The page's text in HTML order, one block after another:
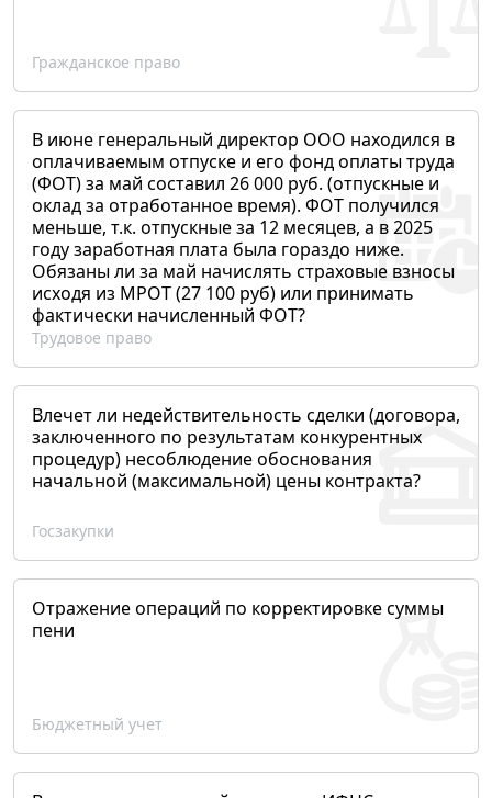
Гражданское право
В июне генеральный директор ООО находился в
оплачиваемым отпуске и его фонд оплаты труда
(ФОТ) за май составил 26 000 руб. (отпускные и
оклад за отработанное время). ФОТ получился
меньше, т.к. отпускные за 12 месяцев, а в 2025
году заработная плата была гораздо ниже.
Обязаны ли за май начислять страховые взносы
исходя из МРОТ (27 100 руб) или принимать
фактически начисленный ФОТ?
Трудовое право
Влечет ли недействительность сделки (договора,
заключенного по результатам конкурентных
процедур) несоблюдение обоснования
начальной (максимальной) цены контракта?
Госзакупки
Отражение операций по корректировке суммы
пени
Бюджетный учет